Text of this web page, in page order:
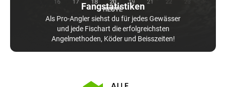
Fangstatistiken
Als Pro-Angler siehst du für jedes Gewässer
und jede Fischart die erfolgreichsten
Angelmethoden, Köder und Beisszeiten!